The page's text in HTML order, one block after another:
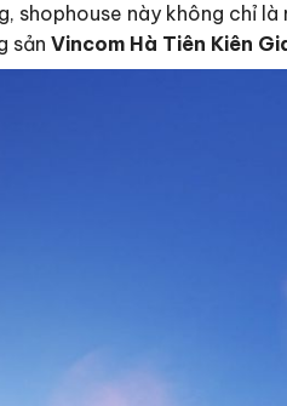
shophouse này không chỉ
sản Vincom Hà Tiên Kiên